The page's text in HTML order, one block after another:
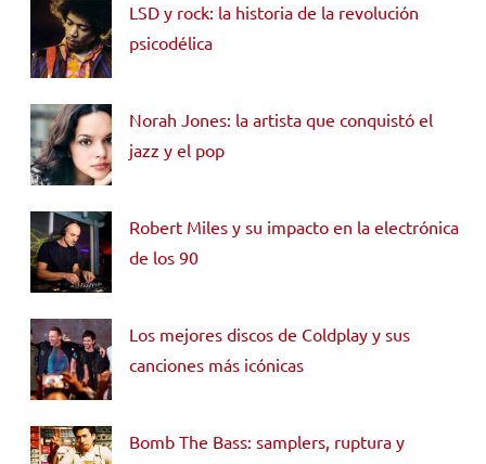
LSD y rock: la historia de la revolución
psicodélica
Norah Jones: la artista que conquistó el
jazz y el pop
Robert Miles y su impacto en la electrónica
de los 90
Los mejores discos de Coldplay y sus
canciones más icónicas
Bomb The Bass: samplers, ruptura y